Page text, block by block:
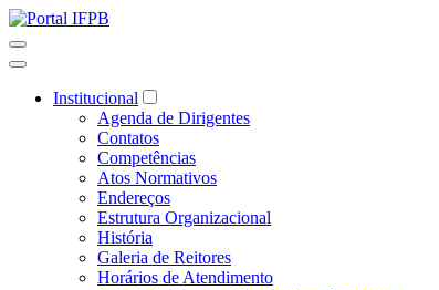
Institucional
Agenda de Dirigentes
Contatos
Competências
Atos Normativos
Endereços
Estrutura Organizacional
História
Galeria de Reitores
Horários de Atendimento